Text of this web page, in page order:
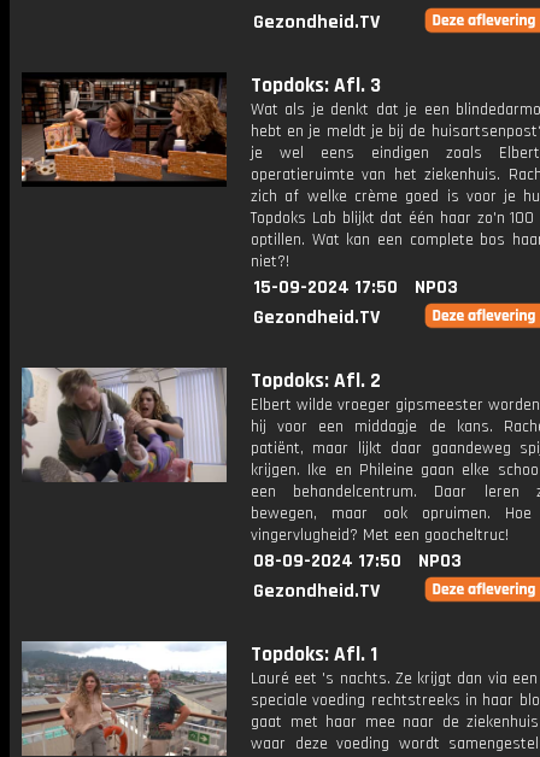
Gezondheid.TV
Topdoks: Afl. 3
Wat als je denkt dat je een
hebt en je meldt je bij de
je wel eens eindigen zoals
operatieruimte van het ziekenhuis.
zich af welke crème goed is voor je
Topdoks Lab blijkt dat één haar zo'n
optillen. Wat kan een complete bos
niet?!
15-09-2024 17:50
NPO3
Gezondheid.TV
Topdoks: Afl. 2
Elbert wilde vroeger gipsmeester
hij voor een middagje de kans.
patiënt, maar lijkt daar gaandeweg
krijgen. Ike en Phileine gaan elke
een behandelcentrum. Daar leren
bewegen, maar ook opruimen.
vingervlugheid? Met een goocheltruc!
08-09-2024 17:50
NPO3
Gezondheid.TV
Topdoks: Afl. 1
Lauré eet 's nachts. Ze krijgt dan via
speciale voeding rechtstreeks in haar
gaat met haar mee naar de
waar deze voeding wordt